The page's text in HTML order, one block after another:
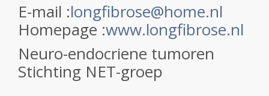
E-mail :longfibrose@home.nl
Homepage :www.longfibrose.nl
Neuro-endocriene tumoren
Stichting NET-groep